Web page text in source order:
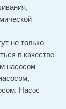
не только
в качестве
насосом
Насос